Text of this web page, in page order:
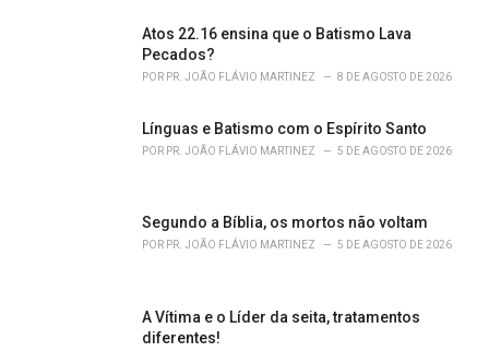
Atos 22.16 ensina que o Batismo Lava
Pecados?
POR PR. JOÃO FLÁVIO MARTINEZ 8 DE AGOSTO DE 2026
Línguas e Batismo com o Espírito Santo
POR PR. JOÃO FLÁVIO MARTINEZ 5 DE AGOSTO DE 2026
Segundo a Bíblia, os mortos não voltam
POR PR. JOÃO FLÁVIO MARTINEZ 5 DE AGOSTO DE 2026
A Vítima e o Líder da seita, tratamentos
diferentes!